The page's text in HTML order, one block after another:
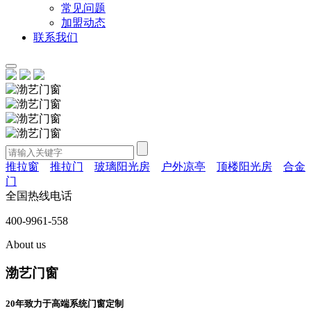
常见问题
加盟动态
联系我们
推拉窗 推拉门 玻璃阳光房 户外凉亭 顶楼阳光房
合金
门
全国热线电话
400-9961-558
About us
渤艺门窗
20年致力于高端系统门窗定制